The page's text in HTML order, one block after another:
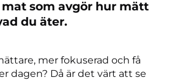
som avgör hur mätt
du äter.
mer fokuserad och få
dagen? Då är det värt att se